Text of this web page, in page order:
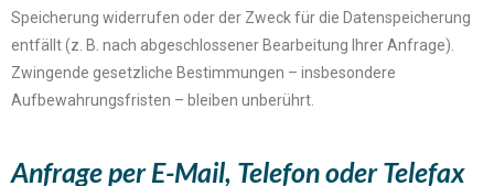
Speicherung widerrufen oder der Zweck für die Datenspeicherung
entfällt (z. B. nach abgeschlossener Bearbeitung Ihrer Anfrage).
Zwingende gesetzliche Bestimmungen – insbesondere
Aufbewahrungsfristen – bleiben unberührt.
Anfrage per E-Mail, Telefon oder Telefax